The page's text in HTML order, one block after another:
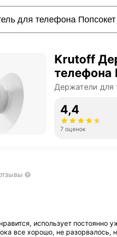
Krutoff
телефона
Держатели для
4,4
7 оценок
использует
все хорошо, не разорвалось,